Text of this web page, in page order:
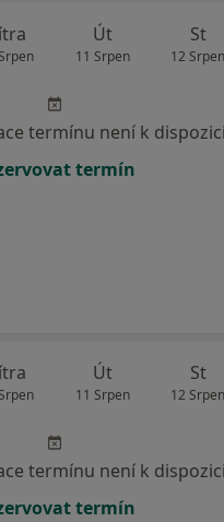
Út
11 Srpen
St
12 Srpen
termínu není k dispozici
termín
Út
11 Srpen
St
12 Srpen
termínu není k dispozici
termín